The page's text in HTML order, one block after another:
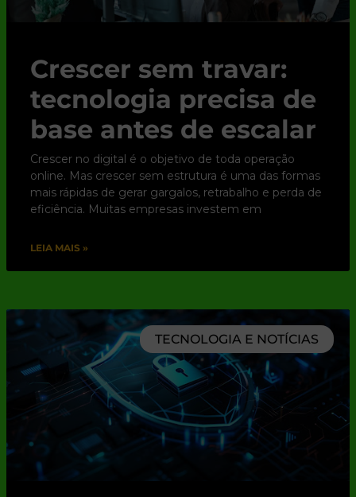
Crescer sem travar:
tecnologia precisa de
base antes de escalar
Crescer no digital é o objetivo de toda operação
online. Mas crescer sem estrutura é uma das formas
mais rápidas de gerar gargalos, retrabalho e perda de
eficiência. Muitas empresas investem em
LEIA MAIS »
TECNOLOGIA E NOTÍCIAS